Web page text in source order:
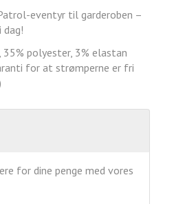
eventyr til garderoben –
dag!
polyester, 3% elastan
for at strømperne er fri
for dine penge med vores